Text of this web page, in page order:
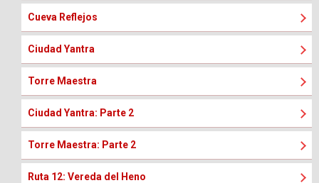
Cueva Reflejos
Ciudad Yantra
Torre Maestra
Ciudad Yantra: Parte 2
Torre Maestra: Parte 2
Ruta 12: Vereda del Heno